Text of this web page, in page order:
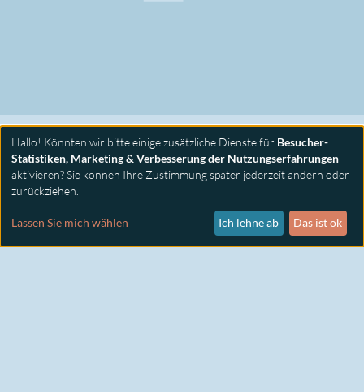
KONTAKT
Hallo! Könnten wir bitte einige zusätzliche Dienste für Besucher-
Statistiken, Marketing & Verbesserung der Nutzungserfahrungen
aktivieren? Sie können Ihre Zustimmung später jederzeit ändern oder
zurückziehen.
Lassen Sie mich wählen Ich lehne ab Das ist ok